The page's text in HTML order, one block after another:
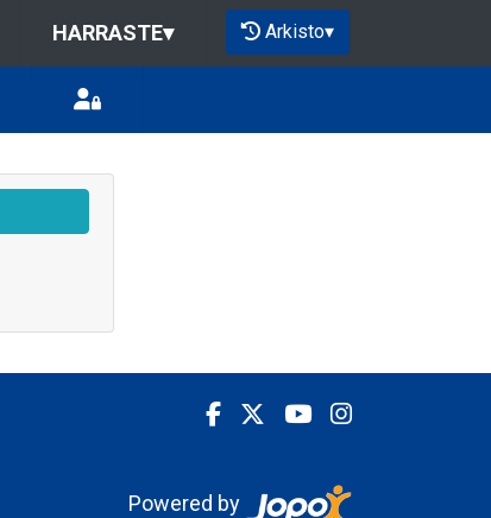
HARRASTE▾ Arkisto▾
Powered by